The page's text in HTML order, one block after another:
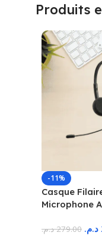
Produits
-11%
Casque
Microphone
279.00 د.م. د.م.